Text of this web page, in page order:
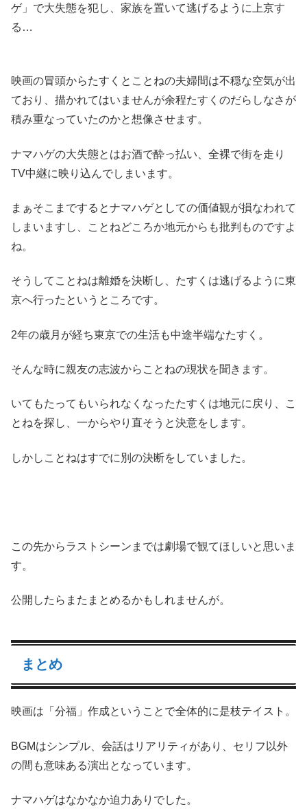
ゲ」で大失態を犯し、家族を置いて逃げるように上京す
る…
映画の冒頭からたすくとことねの夫婦間は不穏な空気が出
ており、描かれてはいませんが余程たすくのだらしなさが
積み重なっていたのかと想像させます。
ナマハゲの大失態とはお酒で酔っ払い、全裸で街を走り
TV中継に映り込んでしまいます。
まぁそこまでするとナマハゲとしての価値観が損なわれて
しまいますし、ことねどころか地元からも批判ものですよ
ね。
そうしてことねは離婚を決断し、たすくは逃げるように東
京へ行ったというところです。
2年の歳月が経ち東京での生活も中途半端なたすく。
そんな時に親友の志波からことねの現状を聞きます。
いてもたってもいられなくなったたすくは地元に戻り、こ
とねを探し、一からやり直そうと決意をします。
しかしことねはすでに別の決断をしていました。
この先からラストシーンまでは劇場で観てほしいと思いま
す。
公開したらまたまとめるかもしれませんが。
まとめ
映画は「分福」作成ということで全体的に是枝テイスト。
BGMはシンプル、会話はリアリティがあり、セリフ以外
の間も意味ある演出となっています。
ナマハゲはなかなか迫力ありでした。